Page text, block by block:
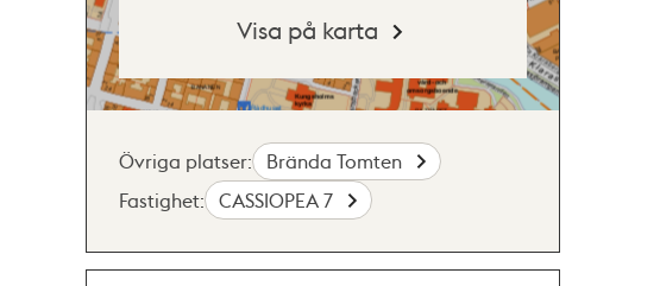
Visa på karta
Övriga platser:
Brända Tomten
Fastighet:
CASSIOPEA 7